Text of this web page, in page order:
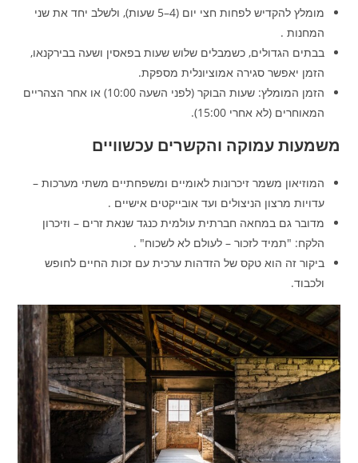
מומלץ להקדיש לפחות חצי יום (4–5 שעות), ולשלב יחד את שני
המחנות .
בבתים הגדולים, כשמבלים שלוש שעות בפאסין ושעה בבירקנאו,
הזמן יאפשר סגירה אמוציונלית מספקת.
הזמן המומלץ: שעות הבוקר (לפני השעה 10:00) או אחר הצהריים
המאוחרים (לא אחרי 15:00).
משמעות עמוקה והקשרים עכשוויים
המוזיאון משמר זיכרונות לאומיים ומשפחתיים משתי מערכות –
עדויות מרצון הניצולים ועד אובייקטים אישיים .
מדובר גם במחאה חברתית עולמית כנגד שנאת זרים – וזיכרון
הלקח: "תמיד לזכור – לעולם לא לשכוח" .
ביקור זה הוא טקס של הזדהות ערכית עם זכות החיים לחופש
ולכבוד.